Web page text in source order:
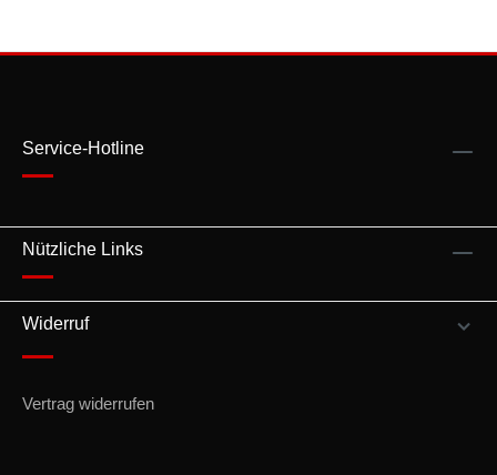
Service-Hotline
Nützliche Links
Widerruf
Vertrag widerrufen